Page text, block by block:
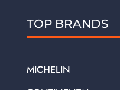
TOP BRANDS
MICHELIN